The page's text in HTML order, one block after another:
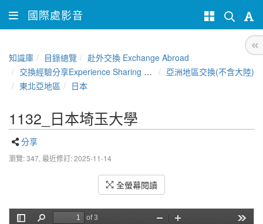
國際處影音
知識庫 目錄總覽
赴外交換 Exchange Abroad
交換經驗分享Experience Sharing of NCHU Exchange Program
亞洲地區交換(不含大陸)
東北亞地區
日本
1132_日本埼玉大學
分享
瀏覽: 347, 最近修訂: 2025-11-14
全螢幕閱讀